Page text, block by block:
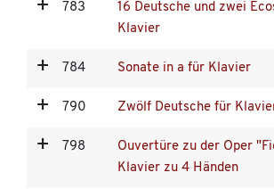
783
16 Deutsche und zwei
Klavier
784 Sonate in a für Klavier
790 Zwölf Deutsche für
798
Ouvertüre zu der Oper
Klavier zu 4 Händen